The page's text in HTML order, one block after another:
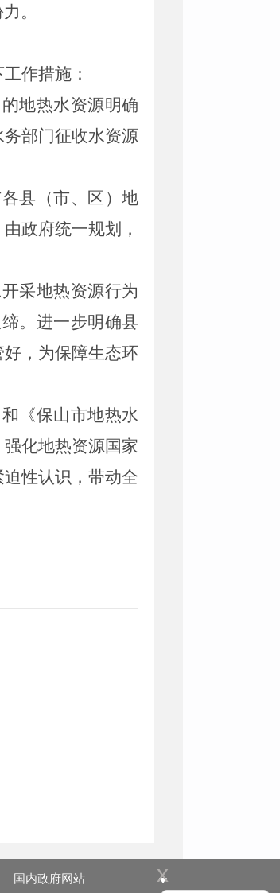
x
。
作措施：
地热水资源明确
部门征收水资源
县（市、区）地
政府统一规划，
采地热资源行为
。进一步明确县
，为保障生态环
《保山市地热水
化地热资源国家
性认识，带动全
国内政府网站